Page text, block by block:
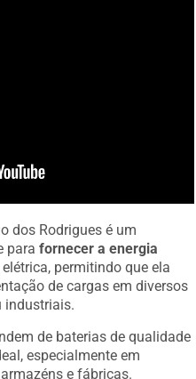
dos Rodrigues é um
parafornecer a energia
permitindo que ela
de cargas em diversos
industriais.
de baterias de qualidade
especialmente em
e fábricas.